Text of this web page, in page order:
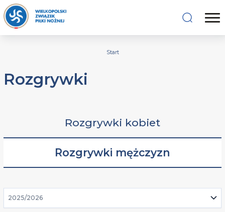
Start
Rozgrywki
Rozgrywki kobiet
Rozgrywki mężczyzn
2025/2026